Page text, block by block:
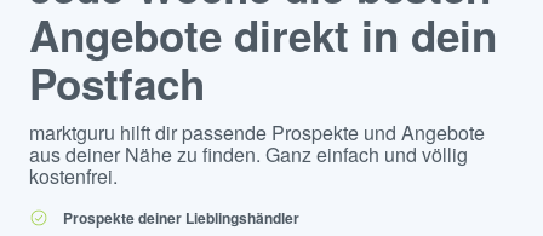
Angebote direkt in dein
Postfach
marktguru hilft dir passende Prospekte und Angebote
aus deiner Nähe zu finden. Ganz einfach und völlig
kostenfrei.
Prospekte deiner Lieblingshändler